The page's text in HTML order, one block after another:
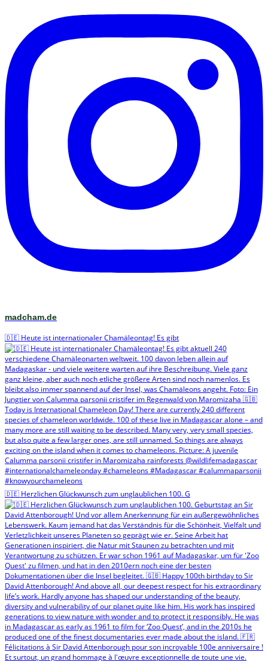
madcham.de
🇩🇪 Heute ist internationaler Chamäleontag! Es gibt
🇩🇪 Herzlichen Glückwunsch zum unglaublichen 100. G